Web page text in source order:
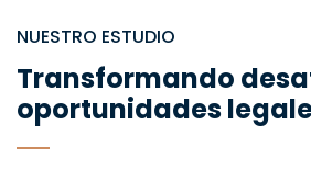
NUESTRO ESTUDIO
Transformando
oportunidades